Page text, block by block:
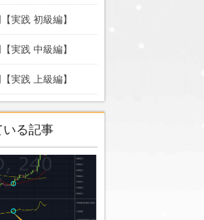
実践 初級編】
実践 中級編】
実践 上級編】
いる記事